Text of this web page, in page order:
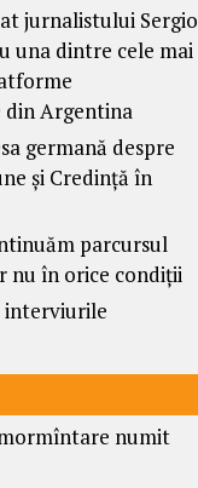
jurnalistului Sergio
una dintre cele mai
din Argentina
germană despre
și Credință în
parcursul
nu în orice condiții
interviurile
numit